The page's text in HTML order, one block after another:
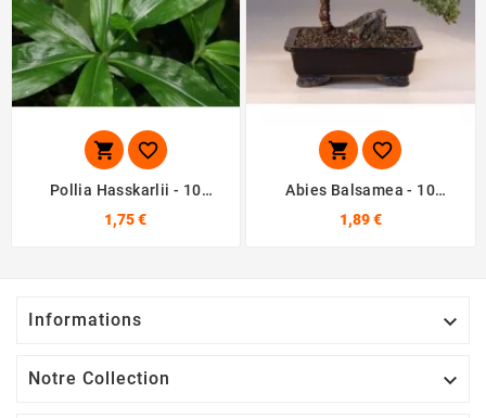
 
Pollia Hasskarlii - 10
Graines
1,75 €
 
Abies Balsamea - 10
Graines
1,89 €
Informations 
Notre Collection 